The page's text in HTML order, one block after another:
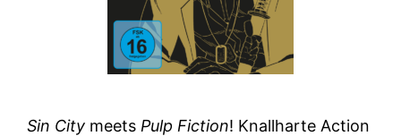
Sin City meets Pulp Fiction! Knallharte Action